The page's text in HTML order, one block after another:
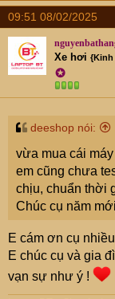
a
c
t
i
o
n
09:51 08/02/2025
Xe hơi {Kinh
✪
deeshop nói:
vừa mua cái
em cũng chưa
chịu, chuẩn thời
Chúc cụ năm
E cám ơn cụ
E chúc cụ và gia
vạn sự như ý !